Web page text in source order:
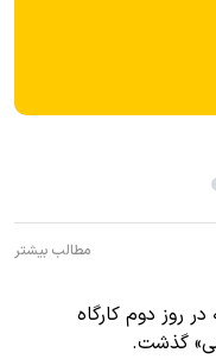
مطالب بیشتر
در روز دوم کارگاه
گذشت.